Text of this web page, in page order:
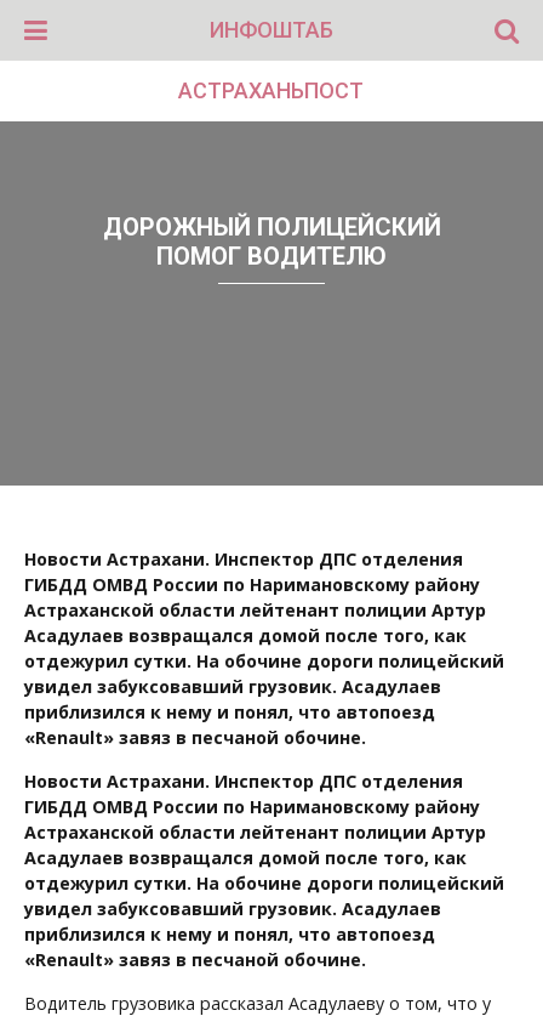
ИНФОШТАБ
АСТРАХАНЬПОСТ
ДОРОЖНЫЙ ПОЛИЦЕЙСКИЙ
ПОМОГ ВОДИТЕЛЮ
Новости Астрахани. Инспектор ДПС отделения
ГИБДД ОМВД России по Наримановскому району
Астраханской области лейтенант полиции Артур
Асадулаев возвращался домой после того, как
отдежурил сутки. На обочине дороги полицейский
увидел забуксовавший грузовик. Асадулаев
приблизился к нему и понял, что автопоезд
«Renault» завяз в песчаной обочине.
Новости Астрахани. Инспектор ДПС отделения
ГИБДД ОМВД России по Наримановскому району
Астраханской области лейтенант полиции Артур
Асадулаев возвращался домой после того, как
отдежурил сутки. На обочине дороги полицейский
увидел забуксовавший грузовик. Асадулаев
приблизился к нему и понял, что автопоезд
«Renault» завяз в песчаной обочине.
Водитель грузовика рассказал Асадулаеву о том, что у